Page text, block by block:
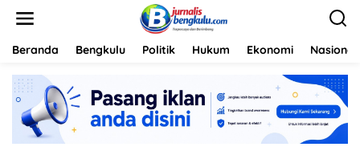
Beranda Bengkulu Politik Hukum Ekonomi Nasional